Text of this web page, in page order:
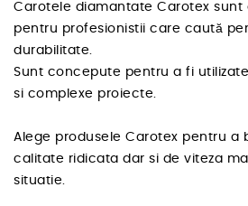
Carotele diamantate Carotex sunt
pentru profesionistii care caută
durabilitate.
Sunt concepute pentru a fi
si complexe proiecte.
Alege produsele Carotex pentru a
calitate ridicata dar si de viteza
situatie.